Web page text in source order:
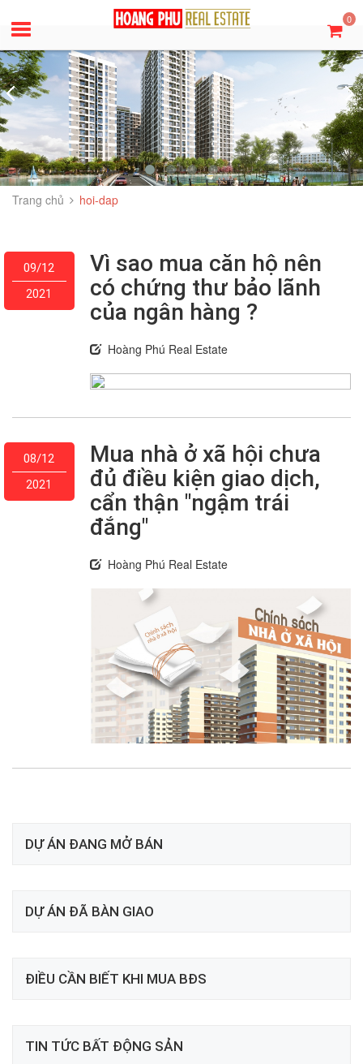
0
Trang chủ hoi-dap
09/12
2021
Vì sao mua căn hộ nên
có chứng thư bảo lãnh
của ngân hàng ?
Hoàng Phú Real Estate
08/12
2021
Mua nhà ở xã hội chưa
đủ điều kiện giao dịch,
cẩn thận "ngậm trái
đắng"
Hoàng Phú Real Estate
DỰ ÁN ĐANG MỞ BÁN
DỰ ÁN ĐÃ BÀN GIAO
ĐIỀU CẦN BIẾT KHI MUA BĐS
TIN TỨC BẤT ĐỘNG SẢN